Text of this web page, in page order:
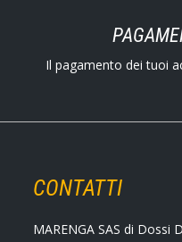
Il pagamento dei tuoi
CONTATTI
MARENGA SAS di Dossi